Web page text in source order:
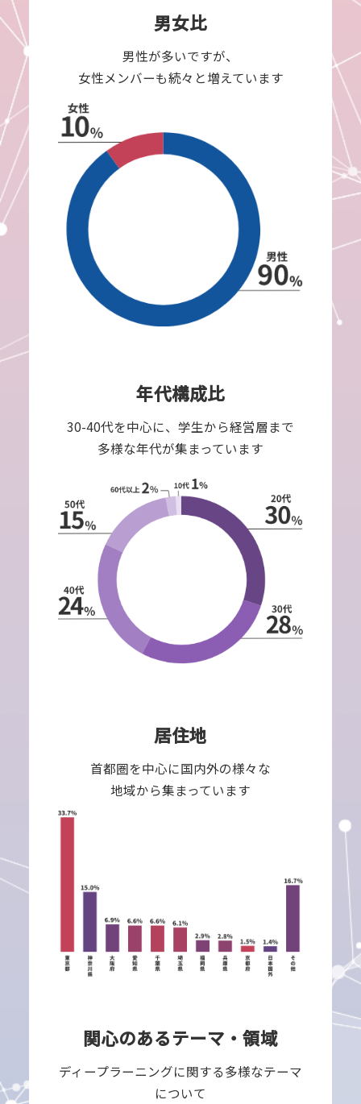
男女比
男性が多いですが、
女性メンバーも続々と増えています
年代構成比
30-40代を中心に、学生から経営層まで
多様な年代が集まっています
居住地
首都圏を中心に国内外の様々な
地域から集まっています
関心のあるテーマ・領域
ディープラーニングに関する多様なテーマ
について